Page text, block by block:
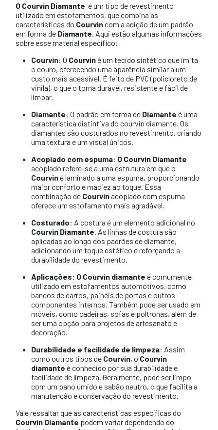
O Courvin Diamante é um tipo de revestimento
utilizado em estofamentos, que combina as
características do Courvincom a adição de um padrão
em forma de Diamante . Aqui estão algumas informações
sobre esse material específico:
Courvin: O Courviné um tecido sintético que imita
o couro, oferecendo uma aparência similar a um
custo mais acessível. É feito de PVC (policloreto de
vinila), o que o torna durável, resistente e fácil de
limpar.
Diamante: O padrão em forma de Diamante é uma
característica distintiva do courvin diamante. Os
diamantes são costurados no revestimento, criando
uma textura e um visual únicos.
Acoplado com espuma: O Courvin Diamante
acoplado refere-se a uma estrutura em que o
Courviné laminado a uma espuma, proporcionando
maior conforto e maciez ao toque. Essa
combinação de Courvinacoplado com espuma
oferece um estofamento mais agradável.
Costurado: A costura é um elemento adicional no
Courvin Diamante . As linhas de costura são
aplicadas ao longo dos padrões de diamante,
adicionando um toque estético e reforçando a
durabilidade do revestimento.
Aplicações: O Courvin diamante é comumente
utilizado em estofamentos automotivos, como
bancos de carros, painéis de portas e outros
componentes internos. Também pode ser usado em
móveis, como cadeiras, sofás e poltronas, além de
ser uma opção para projetos de artesanato e
decoração.
Durabilidade e facilidade de limpeza: Assim
como outros tipos de Courvin, o Courvin
diamante é conhecido por sua durabilidade e
facilidade de limpeza. Geralmente, pode ser limpo
com um pano úmido e sabão neutro, o que facilita a
manutenção e conservação do revestimento.
Vale ressaltar que as características específicas do
Courvin Diamante podem variar dependendo do